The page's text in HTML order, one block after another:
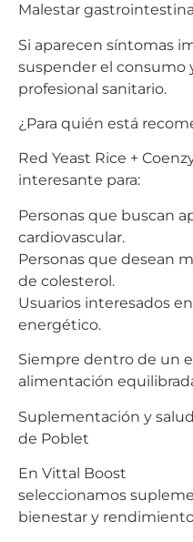
Malestar
Si aparecen síntomas
suspender el consumo
profesional sanitario.
¿Para quién está
Red Yeast Rice +
interesante para:
Personas que buscan
cardiovascular.
Personas que desean
de colesterol.
Usuarios interesados
energético.
Siempre dentro de un
alimentación
Suplementación y
de Poblet
En Vittal Boost
seleccionamos
bienestar y